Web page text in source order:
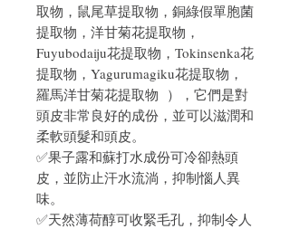
取物，鼠尾草提取物，銅綠假單胞菌
提取物，洋甘菊花提取物，
Fuyubodaiju花提取物，Tokinsenka花
提取物，Yagurumagiku花提取物，
羅馬洋甘菊花提取物 ），它們是對
頭皮非常良好的成份，並可以滋潤和
柔軟頭髮和頭皮。
✅果子露和蘇打水成份可冷卻熱頭
皮，並防止汗水流淌，抑制惱人異
味。
✅天然薄荷醇可收緊毛孔，抑制令人